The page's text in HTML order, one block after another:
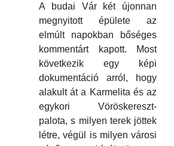
A budai Vár két újonnan
megnyitott épülete az
elmúlt napokban bőséges
kommentárt kapott. Most
következik egy képi
dokumentáció arról, hogy
alakult át a Karmelita és az
egykori Vöröskereszt-
palota, s milyen terek jöttek
létre, végül is milyen városi